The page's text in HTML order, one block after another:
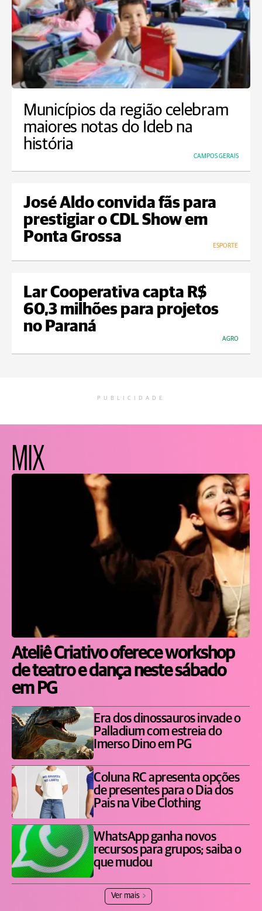
Municípios da região celebram
maiores notas do Ideb na
história
CAMPOS GERAIS
José Aldo convida fãs para
prestigiar o CDL Show em
Ponta Grossa
ESPORTE
Lar Cooperativa capta R$
60,3 milhões para projetos
no Paraná
AGRO
PUBLICIDADE
MIX
Ateliê Criativo oferece workshop
de teatro e dança neste sábado
em PG
Era dos dinossauros invade o
Palladium com estreia do
Imerso Dino em PG
Coluna RC apresenta opções
de presentes para o Dia dos
Pais na Vibe Clothing
WhatsApp ganha novos
recursos para grupos; saiba o
que mudou
Ver mais